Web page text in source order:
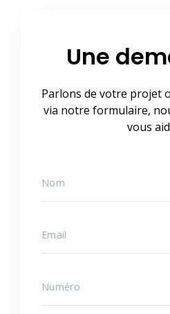
Une
Parlons de votre projet
via notre formulaire,
vous